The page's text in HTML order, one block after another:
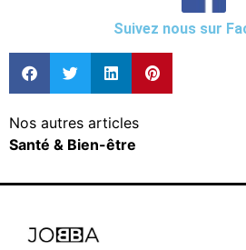
Suivez nous sur
Nos autres articles
Santé & Bien-être